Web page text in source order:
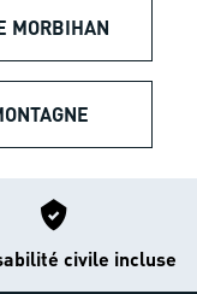
MORBIHAN
civile incluse